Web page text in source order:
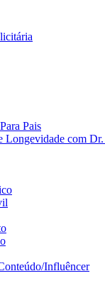
Pais
Longevidade com
Influêncer